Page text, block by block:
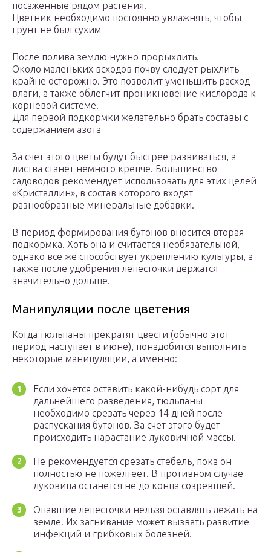
посаженные рядом растения.
Цветник необходимо постоянно увлажнять, чтобы
грунт не был сухим
После полива землю нужно прорыхлить.
Около маленьких всходов почву следует рыхлить
крайне осторожно. Это позволит уменьшить расход
влаги, а также облегчит проникновение кислорода к
корневой системе.
Для первой подкормки желательно брать составы с
содержанием азота
За счет этого цветы будут быстрее развиваться, а
листва станет немного крепче. Большинство
садоводов рекомендует использовать для этих целей
«Кристаллин», в состав которого входят
разнообразные минеральные добавки.
В период формирования бутонов вносится вторая
подкормка. Хоть она и считается необязательной,
однако все же способствует укреплению культуры, а
также после удобрения лепесточки держатся
значительно дольше.
Манипуляции после цветения
Когда тюльпаны прекратят цвести (обычно этот
период наступает в июне), понадобится выполнить
некоторые манипуляции, а именно:
Если хочется оставить какой-нибудь сорт для
дальнейшего разведения, тюльпаны
необходимо срезать через 14 дней после
распускания бутонов. За счет этого будет
происходить нарастание луковичной массы.
Не рекомендуется срезать стебель, пока он
полностью не пожелтеет. В противном случае
луковица останется не до конца созревшей.
Опавшие лепесточки нельзя оставлять лежать на
земле. Их загнивание может вызвать развитие
инфекций и грибковых болезней.